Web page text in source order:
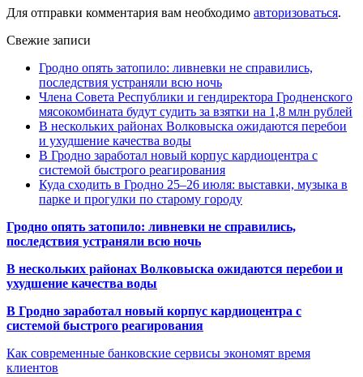
Для отправки комментария вам необходимо авторизоваться.
Свежие записи
Гродно опять затопило: ливневки не справились,
последствия устраняли всю ночь
Члена Совета Республики и гендиректора Гродненского
мясокомбината будут судить за взятки на 1,8 млн рублей
В нескольких районах Волковыска ожидаются перебои
и ухудшение качества воды
В Гродно заработал новый корпус кардиоцентра с
системой быстрого реагирования
Куда сходить в Гродно 25–26 июля: выставки, музыка в
парке и прогулки по старому городу
Гродно опять затопило: ливневки не справились,
последствия устраняли всю ночь
В нескольких районах Волковыска ожидаются перебои и
ухудшение качества воды
В Гродно заработал новый корпус кардиоцентра с
системой быстрого реагирования
Как современные банковские сервисы экономят время
клиентов